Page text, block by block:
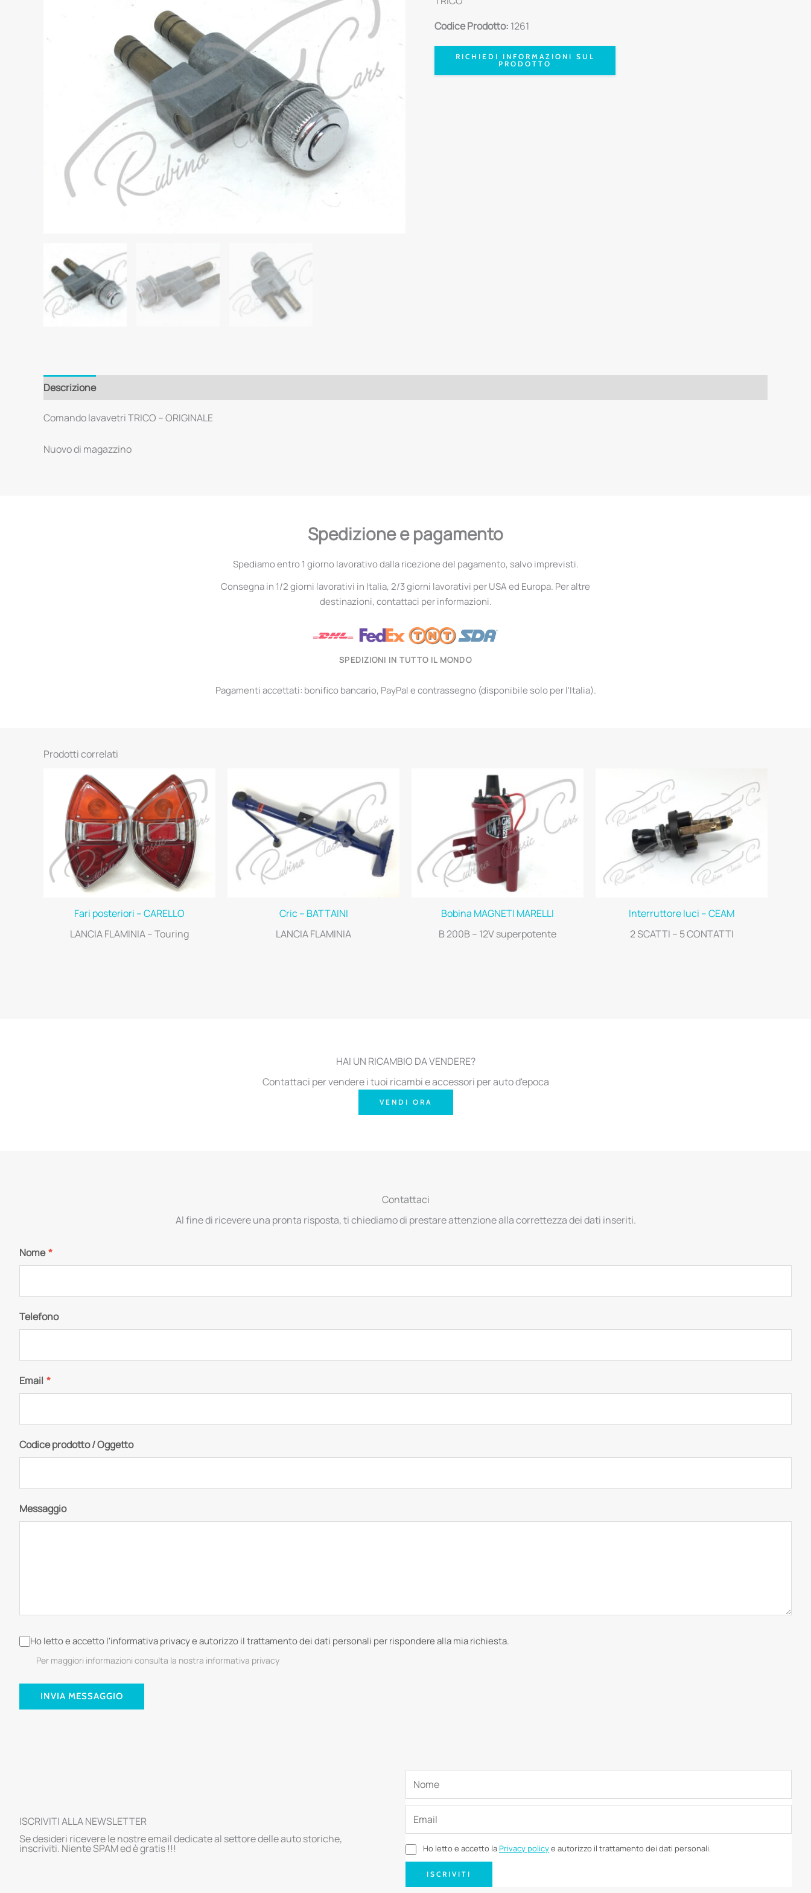
Codice Prodotto: 1261
RICHIEDI INFORMAZIONI SUL
PRODOTTO
Descrizione
Comando lavavetri TRICO – ORIGINALE
Nuovo di magazzino
Spedizione e pagamento
Spediamo entro 1 giorno lavorativo dalla ricezione del pagamento, salvo imprevisti.
Consegna in 1/2 giorni lavorativi in Italia, 2/3 giorni lavorativi per USA ed Europa. Per altre
destinazioni, contattaci per informazioni.
SPEDIZIONI IN TUTTO IL MONDO
Pagamenti accettati: bonifico bancario, PayPal e contrassegno (disponibile solo per l'Italia).
Prodotti correlati
Fari posteriori – CARELLO
LANCIA FLAMINIA – Touring
Cric – BATTAINI
LANCIA FLAMINIA
Bobina MAGNETI MARELLI
B 200B – 12V superpotente
Interruttore luci – CEAM
2 SCATTI – 5 CONTATTI
HAI UN RICAMBIO DA VENDERE?
Contattaci per vendere i tuoi ricambi e accessori per auto d'epoca
VENDI ORA
Contattaci
Al fine di ricevere una pronta risposta, ti chiediamo di prestare attenzione alla correttezza dei dati inseriti.
Nome*
Telefono
Email *
Codice prodotto / Oggetto
Messaggio
Ho letto e accetto l'informativa privacy e autorizzo il trattamento dei dati personali per rispondere alla mia richiesta.
Per maggiori informazioni consulta la nostra informativa privacy
INVIA MESSAGGIO
ISCRIVITI ALLA NEWSLETTER
Se desideri ricevere le nostre email dedicate al settore delle auto storiche,
inscriviti. Niente SPAM ed è gratis !!! Ho letto e accetto laPrivacy policye autorizzo il trattamento dei dati personali.
ISCRIVITI